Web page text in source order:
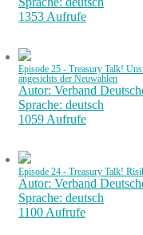
1353 Aufrufe
Episode 25 - Treasury Talk!
angesichts der Neuwahlen
Autor: Verband
Sprache: deutsch
1059 Aufrufe
Episode 24 - Treasury Talk!
Autor: Verband
Sprache: deutsch
1100 Aufrufe